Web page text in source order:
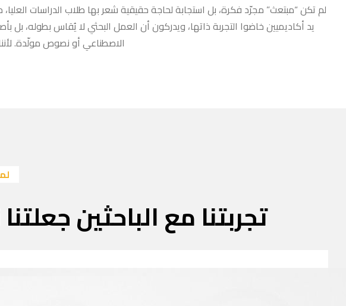
لم تكن “مبتعث” مجرّد فكرة، بل استجابة لحاجة حقيقية شعر بها طلاب الدراسات
يد أكاديميين خاضوا التجربة ذاتها، ويدركون أن العمل البحثي لا يُقاس بطوله،
الاصطناعي أو نصوص مولّدة.
تجربتنا مع الباحثين